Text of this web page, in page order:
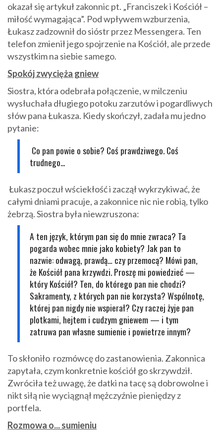
okazał się artykuł zakonnic pt. „Franciszek i Kościół –
miłość wymagająca”. Pod wpływem wzburzenia,
Łukasz zadzownił do sióstr przez Messengera. Ten
telefon zmienił jego spojrzenie na Kościół, ale przede
wszystkim na siebie samego.
Spokój zwycięża gniew
Siostra, która odebrała połączenie, w milczeniu
wysłuchała długiego potoku zarzutów i pogardliwych
słów pana Łukasza. Kiedy skończył, zadała mu jedno
pytanie:
Co pan powie o sobie? Coś prawdziwego. Coś
trudnego...
Łukasz poczuł wściekłość i zaczął wykrzykiwać, że
całymi dniami pracuje, a zakonnice nic nie robią, tylko
żebrzą. Siostra była niewzruszona:
A ten język, którym pan się do mnie zwraca? Ta
pogarda wobec mnie jako kobiety? Jak pan to
nazwie: odwagą, prawdą… czy przemocą? Mówi pan,
że Kościół pana krzywdzi. Proszę mi powiedzieć —
który Kościół? Ten, do którego pan nie chodzi?
Sakramenty, z których pan nie korzysta? Wspólnotę,
której pan nigdy nie wspierał? Czy raczej żyje pan
plotkami, hejtem i cudzym gniewem — i tym
zatruwa pan własne sumienie i powietrze innym?
To skłoniło rozmówcę do zastanowienia. Zakonnica
zapytała, czym konkretnie kościół go skrzywdził.
Zwróciła też uwagę, że datki na tacę są dobrowolne i
nikt siłą nie wyciągnął mężczyźnie pieniędzy z
portfela.
Rozmowa o... sumieniu